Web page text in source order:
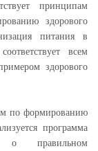
принципам
здорового
питания в
всем
здорового
по формированию
программа
о правильном